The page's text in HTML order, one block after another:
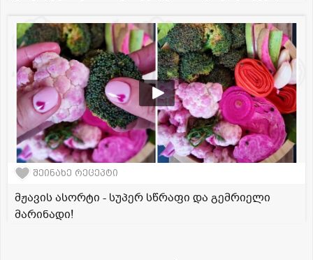
შეინახე რეცეპტი
მჟავის ასორტი - სუპერ სწრაფი და გემრიელი
მარინადი!